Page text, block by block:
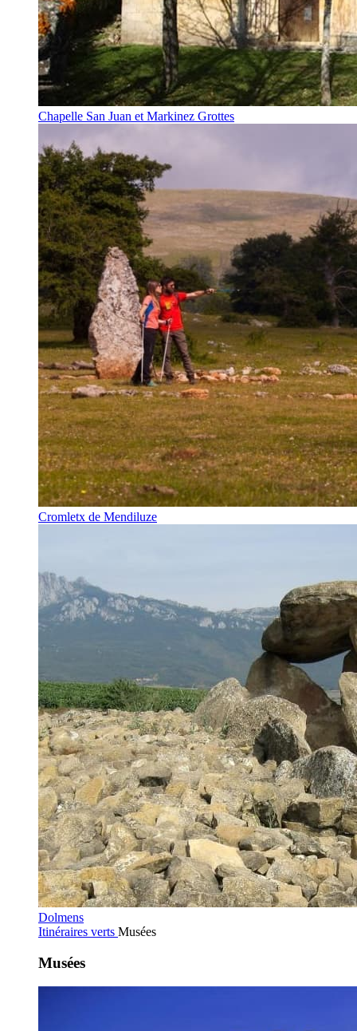
Chapelle San Juan et Markinez Grottes
Cromletx de Mendiluze
Dolmens
Itinéraires verts Musées
Musées